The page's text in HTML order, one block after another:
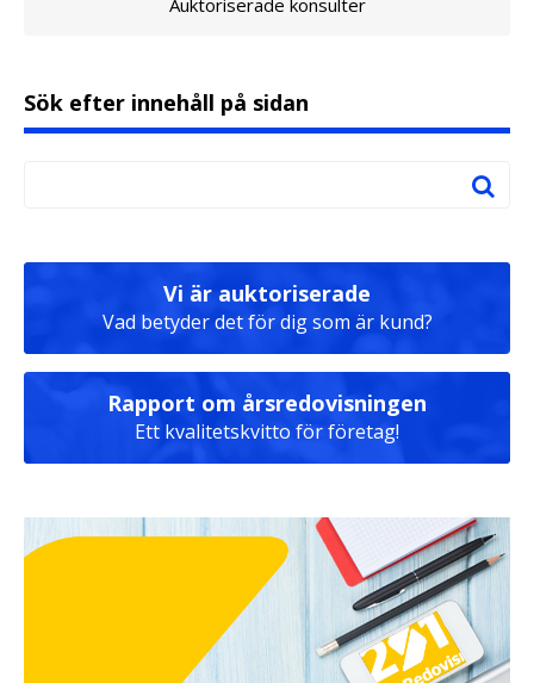
Auktoriserade konsulter
Sök efter innehåll på sidan
Vi är auktoriserade
Vad betyder det för dig som är kund?
Rapport om årsredovisningen
Ett kvalitetskvitto för företag!